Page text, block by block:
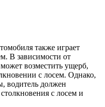
также играет
В зависимости от
возместить ущерб,
с лосем. Однако,
водитель должен
с лосем и